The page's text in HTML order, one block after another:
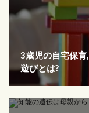
3歳児の自宅保
遊びとは?